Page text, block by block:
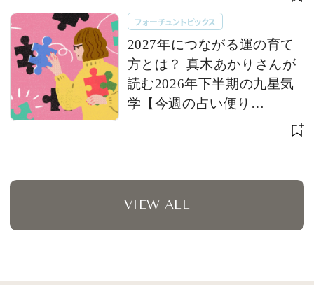
フォーチュントピックス
2027年につながる運の育て
方とは？ 真木あかりさんが
読む2026年下半期の九星気
学【今週の占い便り
VIEW ALL